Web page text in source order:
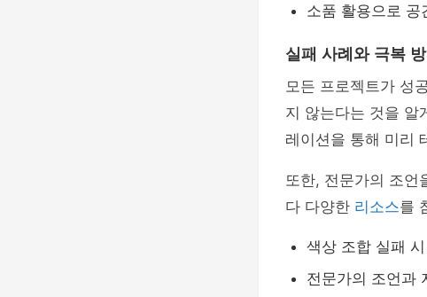
소품 활용으로 공
실패 사례와 극복 방
모든 프로젝트가 성
지 않는다는 것을 알
레이션을 통해 미리
또한, 전문가의 조언
다 다양한 리소스를
색상 조합 실패
전문가의 조언과